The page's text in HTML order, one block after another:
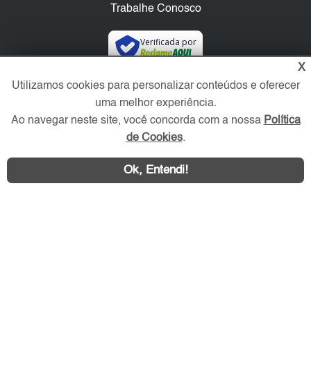
Trabalhe Conosco
Verificada por
Redes Sociais
X
Utilizamos cookies para personalizar conteúdos e oferecer
uma melhor experiência.
Ao navegar neste site, você concorda com a nossa Política
de Cookies.
Ok, Entendi!